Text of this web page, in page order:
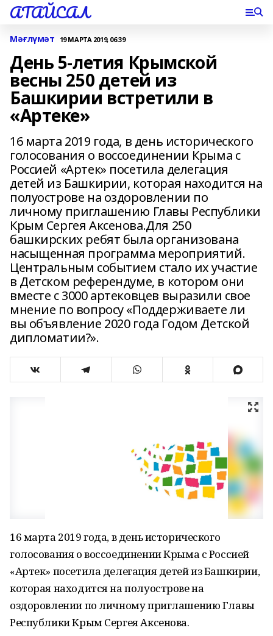
АТАЙСАЛ
Мәғлүмәт 19 МАРТА 2019, 06:39
День 5-летия Крымской
весны 250 детей из
Башкирии встретили в
«Артеке»
16 марта 2019 года, в день исторического
голосования о воссоединении Крыма с
Россией «Артек» посетила делегация
детей из Башкирии, которая находится на
полуострове на оздоровлении по
личному приглашению Главы Республики
Крым Сергея Аксенова.Для 250
башкирских ребят была организована
насыщенная программа мероприятий.
Центральным событием стало их участие
в Детском референдуме, в котором они
вместе с 3000 артековцев выразили свое
мнение по вопросу «Поддерживаете ли
вы объявление 2020 года Годом Детской
дипломатии?».
16 марта 2019 года, в день исторического
голосования о воссоединении Крыма с Россией
«Артек» посетила делегация детей из Башкирии,
которая находится на полуострове на
оздоровлении по личному приглашению Главы
Республики Крым Сергея Аксенова.